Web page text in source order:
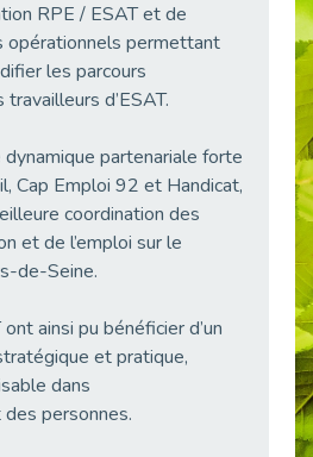
L'alternance : un tremplin vers l'emploi aussi pour les personnes en situation de handicap
de Marc, 44 ans
L’Aménagement Raisonnable : Un Levier pour l’Équité
Optimiser son CV lorsqu’on est en situation de handicap
et le handicap
RPE / ESAT et de
opérationnels permettant
les parcours
d’ESAT.
dynamique partenariale forte
Cap Emploi 92 et Handicat,
coordination des
et de l’emploi sur le
de-Seine.
ainsi pu bénéficier d’un
et pratique,
dans
des personnes.